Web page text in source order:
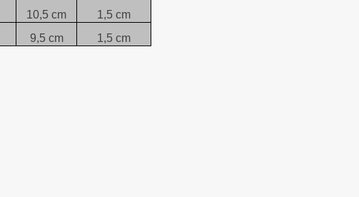
10,5 cm
1,5 cm
9,5 cm 1,5 cm